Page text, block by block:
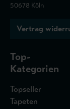
50678 Köln
Vertrag
Top-
Kategorien
Topseller
Tapeten